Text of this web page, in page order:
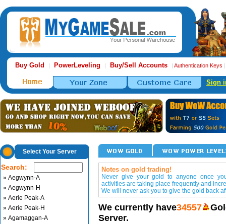
Buy Gold | PowerLeveling | Buy/Sell Accounts | Authentication Keys
Sign
Select Your Server
Search:
» Aegwynn-A
» Aegwynn-H
» Aerie Peak-A
» Aerie Peak-H
» Agamaggan-A
Notes on gold trading!
Never give your gold to anyone once
activities are taking place frequently and
We will never ask you to give the gold back
We currently have34557
Server.